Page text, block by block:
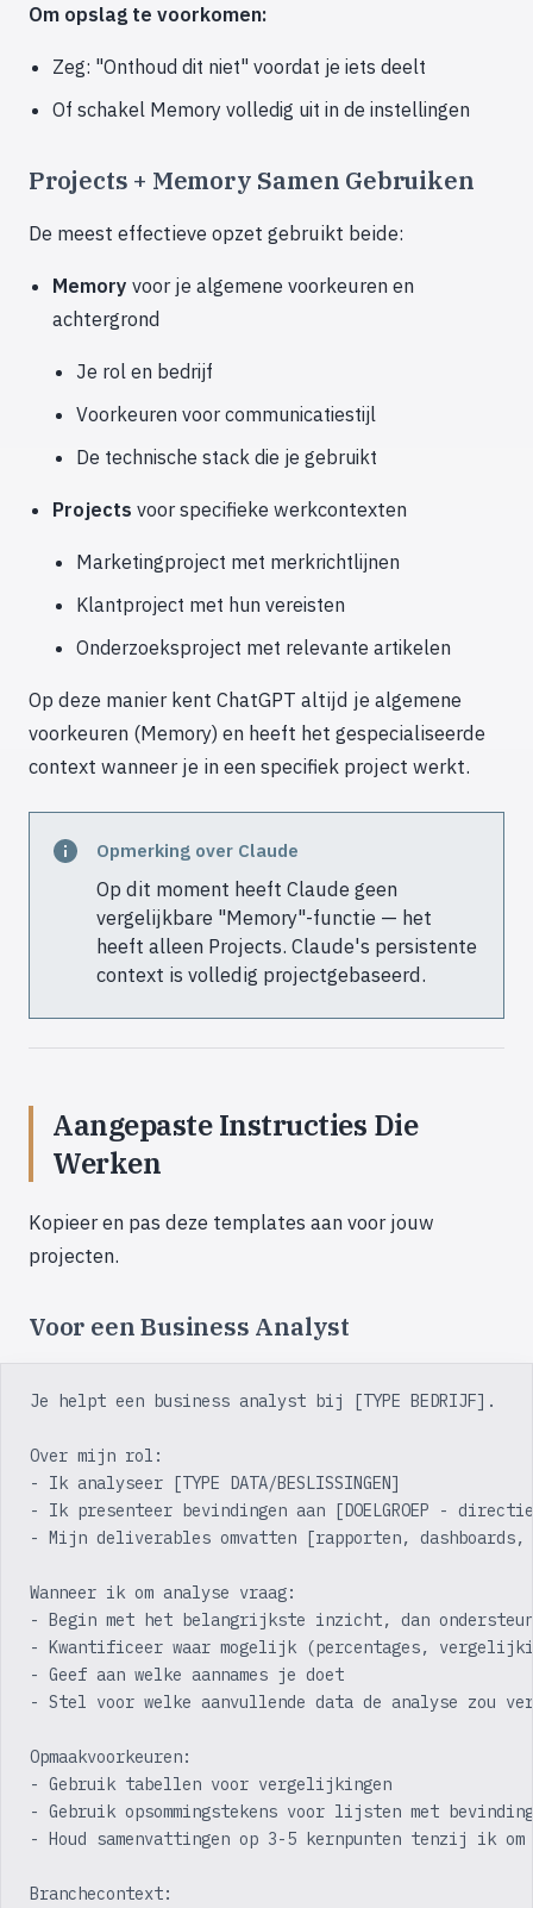
Om opslag te voorkomen:
Zeg: "Onthoud dit niet" voordat je iets deelt
Of schakel Memory volledig uit in de instellingen
Projects + Memory Samen Gebruiken
De meest effectieve opzet gebruikt beide:
Memory voor je algemene voorkeuren en
achtergrond
Je rol en bedrijf
Voorkeuren voor communicatiestijl
De technische stack die je gebruikt
Projects voor specifieke werkcontexten
Marketingproject met merkrichtlijnen
Klantproject met hun vereisten
Onderzoeksproject met relevante artikelen
Op deze manier kent ChatGPT altijd je algemene
voorkeuren (Memory) en heeft het gespecialiseerde
context wanneer je in een specifiek project werkt.
Opmerking over Claude
Op dit moment heeft Claude geen
vergelijkbare "Memory"-functie — het
heeft alleen Projects. Claude's persistente
context is volledig projectgebaseerd.
Aangepaste Instructies Die
Werken
Kopieer en pas deze templates aan voor jouw
projecten.
Voor een Business Analyst
Je helpt een business analyst bij [TYPE BEDRIJF].
Over mijn rol:
- Ik analyseer [TYPE DATA/BESLISSINGEN]
- Ik presenteer bevindingen aan [DOELGROEP -
- Mijn deliverables omvatten [rapporten,
Wanneer ik om analyse vraag:
- Begin met het belangrijkste inzicht, dan
- Kwantificeer waar mogelijk (percentages,
- Geef aan welke aannames je doet
- Stel voor welke aanvullende data de analyse zou
Opmaakvoorkeuren:
- Gebruik tabellen voor vergelijkingen
- Gebruik opsommingstekens voor lijsten met
- Houd samenvattingen op 3-5 kernpunten tenzij ik
Branchecontext: